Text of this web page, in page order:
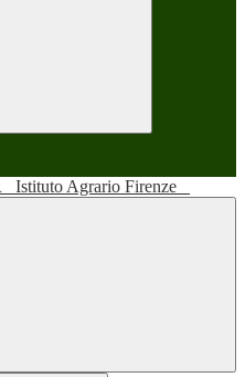
Istituto Agrario Firenze